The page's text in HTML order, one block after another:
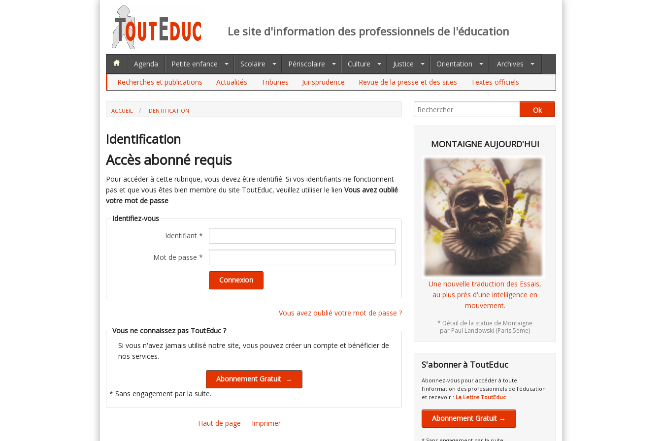
Le site d'information des professionnels de l'éducation
Agenda Petite enfance Scolaire Périscolaire Culture Justice Orientation
Archives
Recherches et publications
Actualités Tribunes Jurisprudence Revue de la presse et des sites Textes officiels
ACCUEIL IDENTIFICATION
Identification
Accès abonné requis
Pour accéder à cette rubrique, vous devez être identifié. Si vos identifiants ne fonctionnent
pas et que vous êtes bien membre du site ToutEduc, veuillez utiliser le lien Vous avez oublié
votre mot de passe
Identifiez-vous
Identifiant *
Mot de passe *
Vous avez oublié votre mot de passe ?
Vous ne connaissez pas ToutEduc ?
Si vous n'avez jamais utilisé notre site, vous pouvez créer un compte et bénéficier de
nos services.
* Sans engagement par la suite.
Haut de page Imprimer
MONTAIGNE AUJOURD'HUI
Une nouvelle traduction des Essais,
au plus près d'une intelligence en
mouvement.
* Détail de la statue de Montaigne
par Paul Landowski (Paris 5ème)
S'abonner à ToutEduc
Abonnez-vous pour accéder à toute
l'information des professionnels de l'éducation
et recevoir : La Lettre ToutEduc
Abonnement Gratuit →